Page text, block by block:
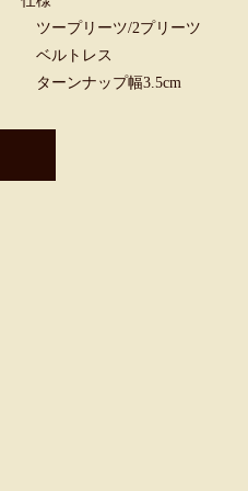
ツープリーツ/2プリーツ
ベルトレス
ターンナップ幅3.5cm